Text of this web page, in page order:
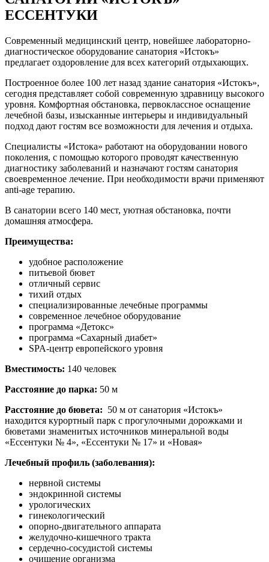
ЕССЕНТУКИ
Современный медицинский центр, новейшее лабораторно-
диагностическое оборудование санатория «Истокъ»
предлагает оздоровление для всех категорий отдыхающих.
Построенное более 100 лет назад здание санатория «Истокъ»,
сегодня представляет собой современную здравницу высокого
уровня. Комфортная обстановка, первоклассное оснащение
лечебной базы, изысканные интерьеры и индивидуальный
подход дают гостям все возможности для лечения и отдыха.
Специалисты «Истока» работают на оборудовании нового
поколения, с помощью которого проводят качественную
диагностику заболеваний и назначают гостям санатория
своевременное лечение. При необходимости врачи применяют
anti-age терапию.
В санатории всего 140 мест, уютная обстановка, почти
домашняя атмосфера.
Преимущества:
удобное расположение
питьевой бювет
отличный сервис
тихий отдых
специализированные лечебные программы
современное лечебное оборудование
программа «Детокс»
программа «Сахарный диабет»
SPA-центр европейского уровня
Вместимость: 140 человек
Расстояние до парка: 50 м
Расстояние до бювета: 50 м от санатория «Истокъ»
находится курортный парк с прогулочными дорожками и
бюветами знаменитых источников минеральной воды
«Ессентуки № 4», «Ессентуки № 17» и «Новая»
Лечебный профиль (заболевания):
нервной системы
эндокринной системы
урологических
гинекологический
опорно-двигательного аппарата
желудочно-кишечного тракта
сердечно-сосудистой системы
очищение организма